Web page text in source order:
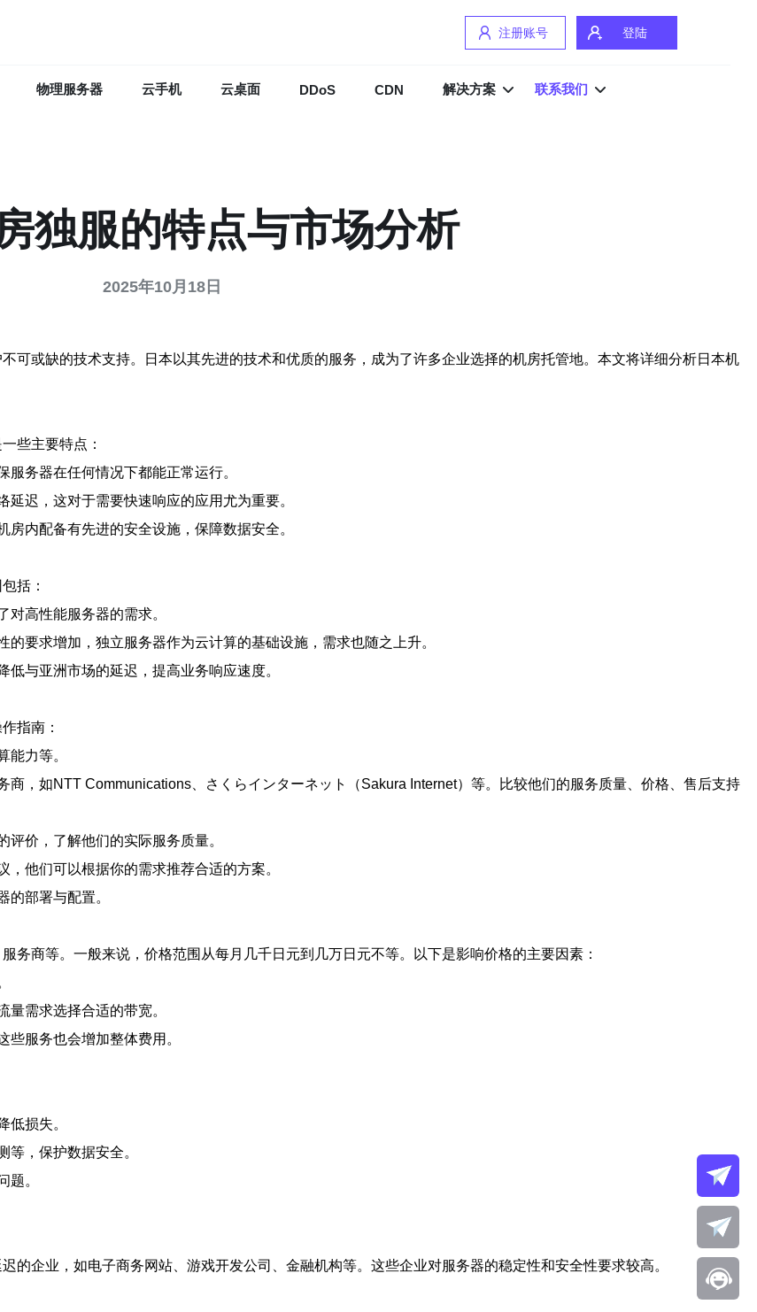
注册账号 登陆
物理服务器 云手机 云桌面 DDoS CDN 解决方案 联系我们
独服的特点与市场分析
2025年10月18日
可或缺的技术支持。日本以其先进的技术和优质的服务，成为了许多企业选择的机房托管地。本文将详细分析日本机
些主要特点：
务器在任何情况下都能正常运行。
迟，这对于需要快速响应的应用尤为重要。
内配备有先进的安全设施，保障数据安全。
括：
高性能服务器的需求。
要求增加，独立服务器作为云计算的基础设施，需求也随之上升。
与亚洲市场的延迟，提高业务响应速度。
指南：
能力等。
，如NTT Communications、さくらインターネット（Sakura Internet）等。比较他们的服务质量、价格、售后支持
价，了解他们的实际服务质量。
他们可以根据你的需求推荐合适的方案。
的部署与配置。
务商等。一般来说，价格范围从每月几千日元到几万日元不等。以下是影响价格的主要因素：
需求选择合适的带宽。
服务也会增加整体费用。
低损失。
，保护数据安全。
题。
的企业，如电子商务网站、游戏开发公司、金融机构等。这些企业对服务器的稳定性和安全性要求较高。